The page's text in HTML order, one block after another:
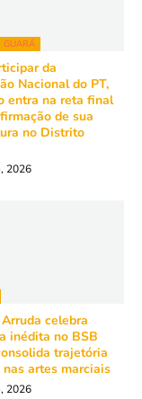
GUARÁ
da
Nacional do PT,
entra na reta final
de sua
no Distrito
2026
celebra
inédita no BSB
trajetória
artes marciais
2026